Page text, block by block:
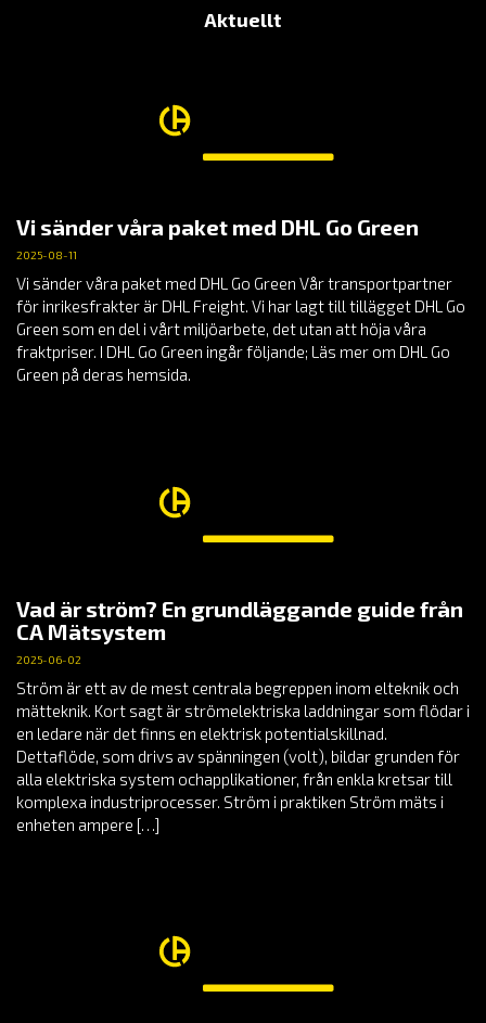
Aktuellt
Vi sänder våra paket med DHL Go Green
2025-08-11
Vi sänder våra paket med DHL Go Green Vår transportpartner
för inrikesfrakter är DHL Freight. Vi har lagt till tillägget DHL Go
Green som en del i vårt miljöarbete, det utan att höja våra
fraktpriser. I DHL Go Green ingår följande; Läs mer om DHL Go
Green på deras hemsida.
Vad är ström? En grundläggande guide från
CA Mätsystem
2025-06-02
Ström är ett av de mest centrala begreppen inom elteknik och
mätteknik. Kort sagt är strömelektriska laddningar som flödar i
en ledare när det finns en elektrisk potentialskillnad.
Dettaflöde, som drivs av spänningen (volt), bildar grunden för
alla elektriska system ochapplikationer, från enkla kretsar till
komplexa industriprocesser. Ström i praktiken Ström mäts i
enheten ampere […]